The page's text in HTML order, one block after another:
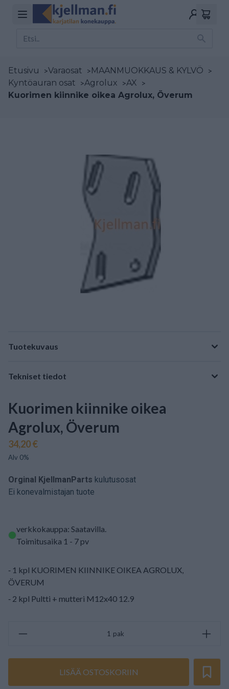
Etusivu >Varaosat >MAANMUOKKAUS & KYLVÖ >
Kyntöauran osat >Agrolux >AX >
Kuorimen kiinnike oikea Agrolux, Överum
Tuotekuvaus
Tekniset tiedot
Kuorimen kiinnike oikea
Agrolux, Överum
34,20 €
Alv 0%
Orginal KjellmanParts kulutusosat
Ei konevalmistajan tuote
verkkokauppa: Saatavilla.
Toimitusaika 1 - 7 pv
⁃ 1 kpl KUORIMEN KIINNIKE OIKEA AGROLUX,
ÖVERUM
⁃ 2 kpl Pultti + mutteri M12x40 12.9
pak
LISÄÄ OSTOSKORIIN